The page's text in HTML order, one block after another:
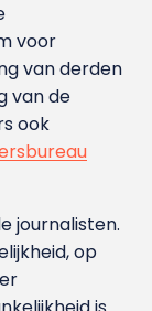
voor
van derden
van de
ook
journalisten.
op